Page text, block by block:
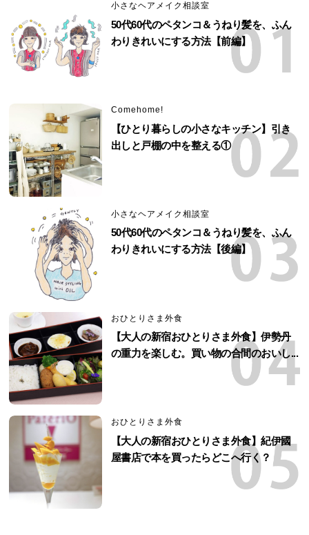
小さなヘアメイク相談室
50代60代のペタンコ＆うねり髪を、ふん
わりきれいにする方法【前編】
Comehome!
【ひとり暮らしの小さなキッチン】引き
出しと戸棚の中を整える①
小さなヘアメイク相談室
50代60代のペタンコ＆うねり髪を、ふん
わりきれいにする方法【後編】
おひとりさま外食
【大人の新宿おひとりさま外食】伊勢丹
の重力を楽しむ。買い物の合間のおいし...
おひとりさま外食
【大人の新宿おひとりさま外食】紀伊國
屋書店で本を買ったらどこへ行く？